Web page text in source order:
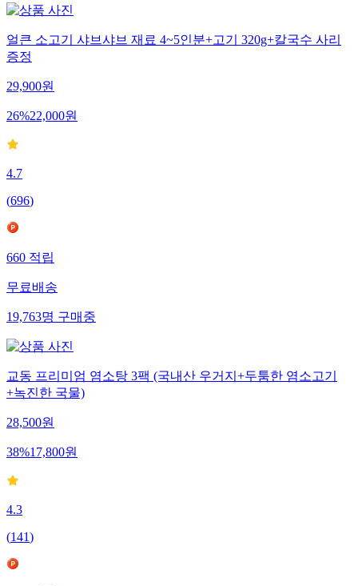
얼큰 소고기 샤브샤브 재료 4~5인분+고기 320g+칼국수 사리
증정
29,900원
26%22,000원
4.7
(696)
660 적립
무료배송
19,763명 구매중
교동 프리미엄 염소탕 3팩 (국내산 우거지+두툼한 염소고기
+녹진한 국물)
28,500원
38%17,800원
4.3
(141)